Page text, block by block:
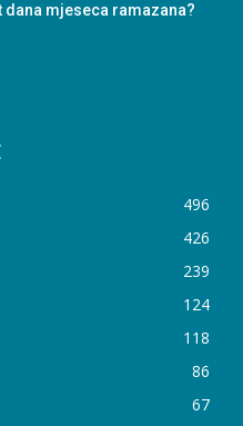
dana mjeseca ramazana?
496
426
239
124
118
86
67